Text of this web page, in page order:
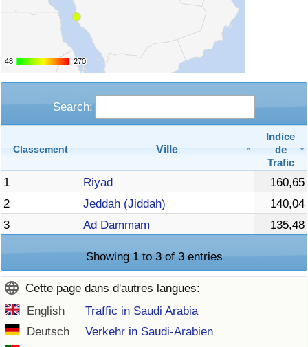
48
48 270
270
Search:
Classement Ville
Indice
de
Trafic
1 Riyad
160,65
2
Jeddah (Jiddah)
140,04
3
Ad Dammam 135,48
Showing 1 to 3 of 3 entries
Cette page dans d'autres langues:
English
Traffic in Saudi Arabia
Deutsch
Verkehr in Saudi-Arabien